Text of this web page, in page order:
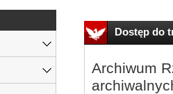
Dostęp do
Archiwum